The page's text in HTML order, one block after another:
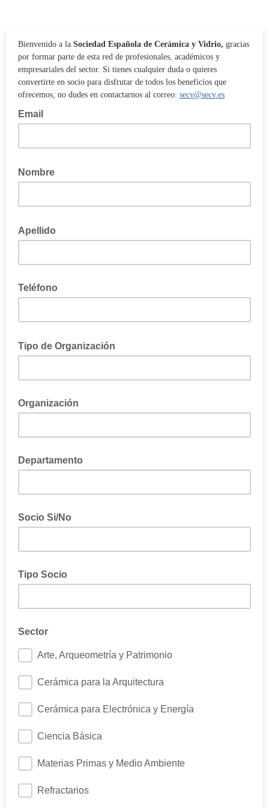
Bienvenido a la Sociedad Española de Cerámica y Vidrio, gracias
por formar parte de esta red de profesionales, académicos y
empresariales del sector. Si tienes cualquier duda o quieres
convertirte en socio para disfrutar de todos los beneficios que
ofrecemos, no dudes en contactarnos al correo: secv@secv.es
Email
Nombre
Apellido
Teléfono
Tipo de Organización
Organización
Departamento
Socio Si/No
Tipo Socio
Sector
Arte, Arqueometría y Patrimonio
Cerámica para la Arquitectura
Cerámica para Electrónica y Energía
Ciencia Básica
Materias Primas y Medio Ambiente
Refractarios